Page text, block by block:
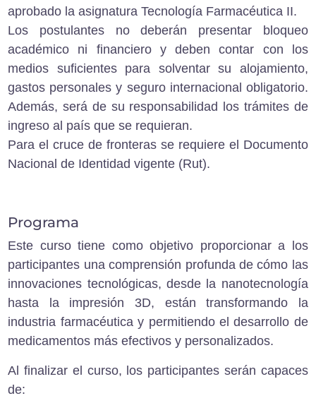
aprobado la asignatura Tecnología Farmacéutica II.
Los postulantes no deberán presentar bloqueo
académico ni financiero y deben contar con los
medios suficientes para solventar su alojamiento,
gastos personales y seguro internacional obligatorio.
Además, será de su responsabilidad los trámites de
ingreso al país que se requieran.
Para el cruce de fronteras se requiere el Documento
Nacional de Identidad vigente (Rut).
Programa
Este curso tiene como objetivo proporcionar a los
participantes una comprensión profunda de cómo las
innovaciones tecnológicas, desde la nanotecnología
hasta la impresión 3D, están transformando la
industria farmacéutica y permitiendo el desarrollo de
medicamentos más efectivos y personalizados.
Al finalizar el curso, los participantes serán capaces
de: